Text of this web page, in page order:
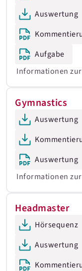
Auswertung
Aufgabe
Informationen
Gymnastics
Auswertung
Auswertung
Informationen
Headmaster
Hörsequenz
Auswertung